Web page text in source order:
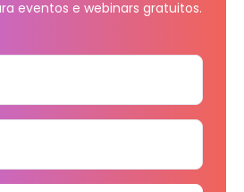
eventos e webinars gratuitos.